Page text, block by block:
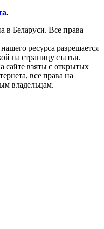
.
в Беларуси. Все права
ресурса разрешается
на страницу статьи.
сайте взяты с открытых
все права на
владельцам.